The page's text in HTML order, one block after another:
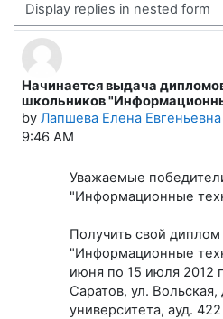
Display mode
Начинается выдача
школьников
by Лапшева Елена Евгеньевна
9:46 AM
Number of replies: 0
Уважаемые
"Информационные
Получить свой
"Информационные
июня по 15 июля 2012
Саратов, ул.
университета, ауд.